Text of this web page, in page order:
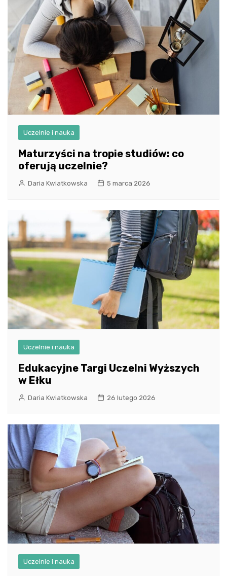
Uczelnie i nauka
Maturzyści na tropie studiów: co
oferują uczelnie?
Daria Kwiatkowska 5 marca 2026
Uczelnie i nauka
Edukacyjne Targi Uczelni Wyższych
w Ełku
Daria Kwiatkowska 26 lutego 2026
Uczelnie i nauka